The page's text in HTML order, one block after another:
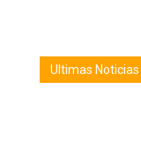
Ultimas Noticias